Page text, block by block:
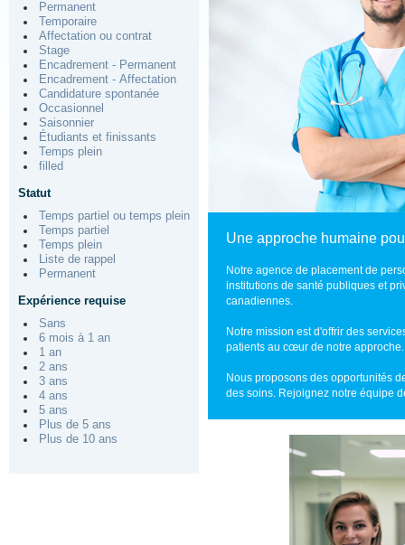
Permanent
Temporaire
Affectation ou contrat
Stage
Encadrement - Permanent
Encadrement - Affectation
Candidature spontanée
Occasionnel
Saisonnier
Étudiants et finissants
Temps plein
filled
Statut
Temps partiel ou temps plein
Temps partiel
Temps plein
Liste de rappel
Permanent
Expérience requise
Sans
6 mois à 1 an
1 an
2 ans
3 ans
4 ans
5 ans
Plus de 5 ans
Plus de 10 ans
Une approche humaine
Notre agence de placement de
institutions de santé publiques et
canadiennes.
Notre mission est d'offrir des
patients au cœur de notre approche.
Nous proposons des opportunités
des soins. Rejoignez notre équipe